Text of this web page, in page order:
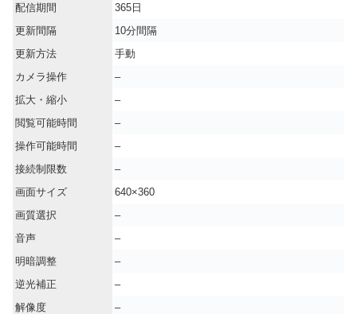
配信期間
365日
更新間隔
10分間隔
更新方法
手動
カメラ操作
–
拡大・縮小
–
閲覧可能時間
–
操作可能時間
–
接続制限数
–
画面サイズ
640×360
画質選択
–
音声
–
明暗調整
–
逆光補正
–
解像度
–